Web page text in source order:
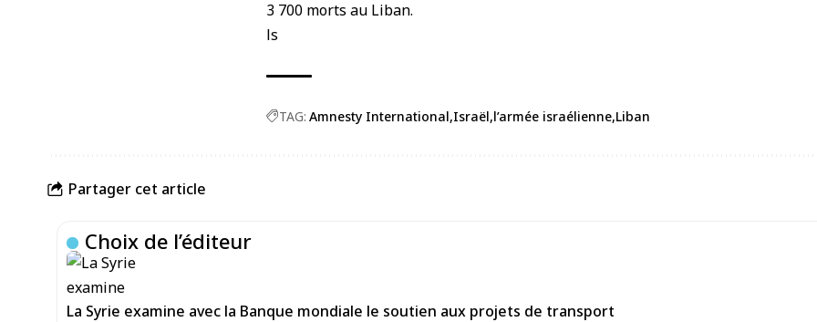
3 700 morts au Liban.
ls
TAG: Amnesty International Israël l’armée israélienne Liban
Partager cet article
Choix de l’éditeur
La Syrie examine avec la Banque mondiale le soutien aux projets de transport